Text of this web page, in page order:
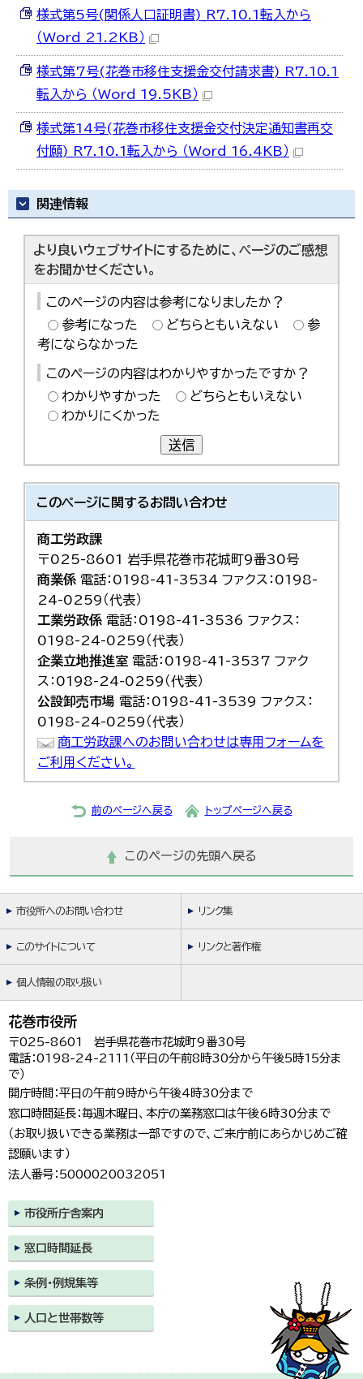
様式第5号(関係人口証明書)_R7.10.1転入から
（Word 21.2KB）
様式第7号(花巻市移住支援金交付請求書)_R7.10.1
転入から （Word 19.5KB）
様式第14号(花巻市移住支援金交付決定通知書再交
付願)_R7.10.1転入から （Word 16.4KB）
関連情報
より良いウェブサイトにするために、ページのご感想
をお聞かせください。
このページの内容は参考になりましたか？
参考になった
どちらともいえない
参
考にならなかった
このページの内容はわかりやすかったですか？
わかりやすかった
どちらともいえない
わかりにくかった
送信
このページに関するお問い合わせ
商工労政課
〒025-8601 岩手県花巻市花城町9番30号
商業係 電話：0198-41-3534 ファクス：0198-
24-0259（代表）
工業労政係 電話：0198-41-3536 ファクス：
0198-24-0259（代表）
企業立地推進室 電話：0198-41-3537 ファク
ス：0198-24-0259（代表）
公設卸売市場 電話：0198-41-3539 ファクス：
0198-24-0259（代表）
商工労政課へのお問い合わせは専用フォームを
ご利用ください。
前のページへ戻る トップページへ戻る
このページの先頭へ戻る
市役所へのお問い合わせ リンク集
このサイトについて リンクと著作権
個人情報の取り扱い
花巻市役所
〒025-8601 岩手県花巻市花城町9番30号
電話：0198-24-2111（平日の午前8時30分から午後5時15分ま
で）
開庁時間：平日の午前9時から午後4時30分まで
窓口時間延長：毎週木曜日、本庁の業務窓口は午後6時30分まで
（お取り扱いできる業務は一部ですので、ご来庁前にあらかじめご確
認願います）
法人番号：5000020032051
市役所庁舎案内
窓口時間延長
条例・例規集等
人口と世帯数等